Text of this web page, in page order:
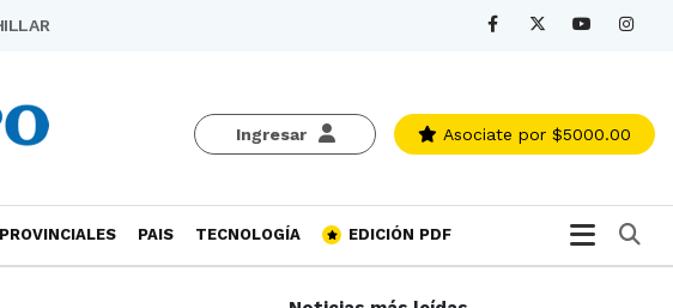
Ingresar Asociate por $5000.00
PROVINCIALES PAIS TECNOLOGÍA EDICIÓN PDF